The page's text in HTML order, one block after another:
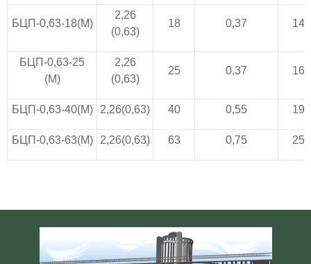
БЦП-0,63-18(М)
2,26
(0,63)
18 0,37 14
БЦП-0,63-25
(М)
2,26
(0,63)
25 0,37 16
БЦП-0,63-40(М) 2,26(0,63) 40 0,55 19
БЦП-0,63-63(М) 2,26(0,63) 63 0,75 25